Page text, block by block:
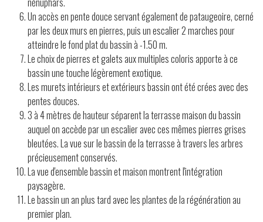
Un accès en pente douce servant également de pataugeoire, cerné
par les deux murs en pierres, puis un escalier 2 marches pour
atteindre le fond plat du bassin à -1.50 m.
Le choix de pierres et galets aux multiples coloris apporte à ce
bassin une touche légèrement exotique.
Les murets intérieurs et extérieurs bassin ont été crées avec des
pentes douces.
3 à 4 mètres de hauteur séparent la terrasse maison du bassin
auquel on accède par un escalier avec ces mêmes pierres grises
bleutées. La vue sur le bassin de la terrasse à travers les arbres
précieusement conservés.
La vue d'ensemble bassin et maison montrent l'intégration
paysagère.
Le bassin un an plus tard avec les plantes de la régénération au
premier plan.